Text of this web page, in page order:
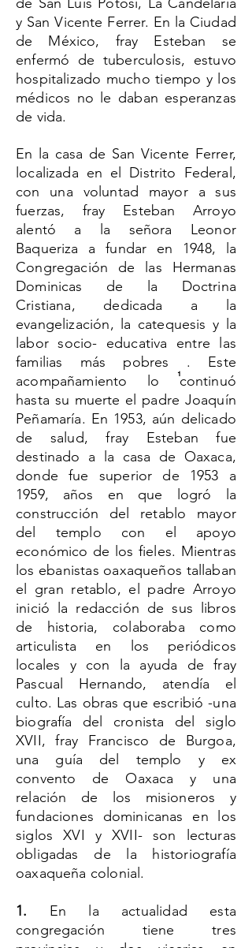
y San Vicente Ferrer. En la Ciudad
de México, fray Esteban se
enfermó de tuberculosis, estuvo
hospitalizado mucho tiempo y los
médicos no le daban esperanzas
de vida.
En la casa de San Vicente Ferrer,
localizada en el Distrito Federal,
con una voluntad mayor a sus
fuerzas, fray Esteban Arroyo
alentó a la señora Leonor
Baqueriza a fundar en 1948, la
Congregación de las Hermanas
Dominicas de la Doctrina
Cristiana, dedicada a la
evangelización, la catequesis y la
labor socio- educativa entre las
familias más pobres . Este
acompañamiento lo continuó
hasta su muerte el padre Joaquín
Peñamaría. En 1953, aún delicado
de salud, fray Esteban fue
destinado a la casa de Oaxaca,
donde fue superior de 1953 a
1959, años en que logró la
construcción del retablo mayor
del templo con el apoyo
económico de los fieles. Mientras
los ebanistas oaxaqueños tallaban
el gran retablo, el padre Arroyo
inició la redacción de sus libros
de historia, colaboraba como
articulista en los periódicos
locales y con la ayuda de fray
Pascual Hernando, atendía el
culto. Las obras que escribió -una
biografía del cronista del siglo
XVII, fray Francisco de Burgoa,
una guía del templo y ex
convento de Oaxaca y una
relación de los misioneros y
fundaciones dominicanas en los
siglos XVI y XVII- son lecturas
obligadas de la historiografía
oaxaqueña colonial.
1. En la actualidad esta
congregación tiene tres
1